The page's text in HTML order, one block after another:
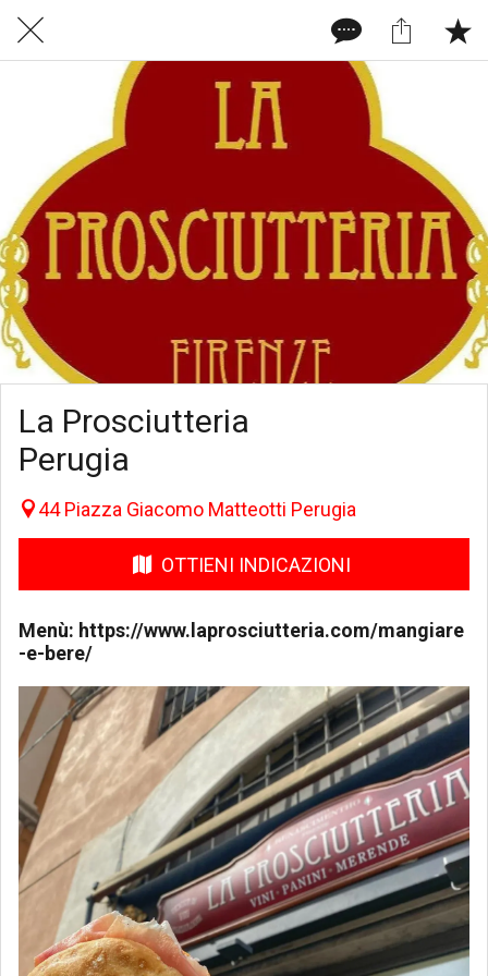
La Prosciutteria
Perugia
44 Piazza Giacomo Matteotti Perugia
OTTIENI INDICAZIONI
Menù: https://www.laprosciutteria.com/mangiare
-e-bere/